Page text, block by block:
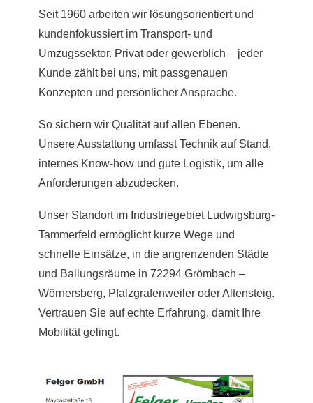
Seit 1960 arbeiten wir lösungsorientiert und
kundenfokussiert im Transport- und
Umzugssektor. Privat oder gewerblich – jeder
Kunde zählt bei uns, mit passgenauen
Konzepten und persönlicher Ansprache.
So sichern wir Qualität auf allen Ebenen.
Unsere Ausstattung umfasst Technik auf Stand,
internes Know-how und gute Logistik, um alle
Anforderungen abzudecken.
Unser Standort im Industriegebiet Ludwigsburg-
Tammerfeld ermöglicht kurze Wege und
schnelle Einsätze, in die angrenzenden Städte
und Ballungsräume in 72294 Grömbach –
Wörnersberg, Pfalzgrafenweiler oder Altensteig.
Vertrauen Sie auf echte Erfahrung, damit Ihre
Mobilität gelingt.